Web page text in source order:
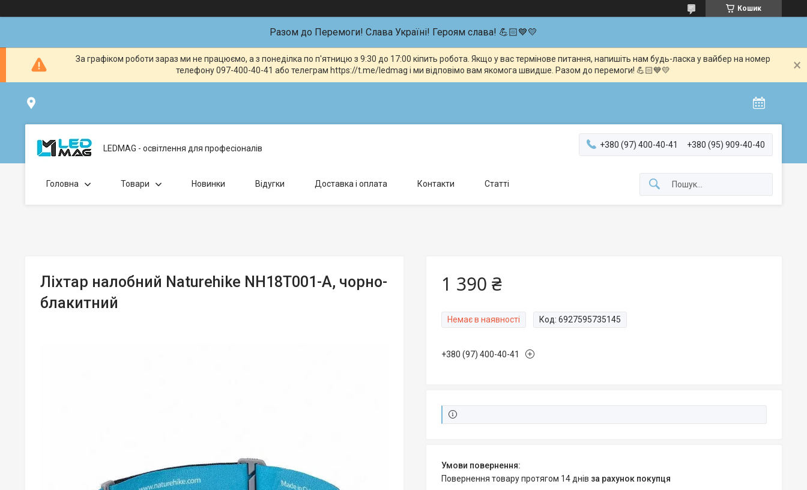
Кошик
Разом до Перемоги! Слава Україні! Героям слава! 💪🏻💙💛
За графіком роботи зараз ми не працюємо, а з понеділка по п'ятницю з 9:30 до 17:00 кіпить робота. Якщо у вас термінове питання, напишіть нам будь-ласка у вайбер на номер
телефону 097-400-40-41 або телеграм https://t.me/ledmag і ми відповімо вам якомога швидше. Разом до перемоги! 💪🏻💙💛
LEDMAG - освітлення для професіоналів +380 (97) 400-40-41 +380 (95) 909-40-40
Головна Товари Новинки Відугки Доставка і оплата Контакти Статті
Ліхтар налобний Naturehike NH18T001-A, чорно-
блакитний
1 390 ₴
Немає в наявності Код: 6927595735145
+380 (97) 400-40-41
повернення товару протягом 14 днів за рахунок покупця